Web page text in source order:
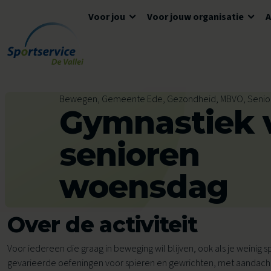
Ga naar de inhoud
Voor jou
Openingstijden
Tickets en reserveren
Tarieven
Ons aanbod voor jou
Voor kinderen
Voor jouw organisatie
Lokaal Sportakkoord
Meedoen
Voor scholen
Avond4Daagse
Algemene voorwaarden
Tarieven
Veelgestelde vragen
Bewegen, Gemeente Ede, Gezondheid, MBVO,
Gymnastiek
senioren
woensdag
Over de activiteit
Voor iedereen die graag in beweging wil blijven, ook als je weinig
gevarieerde oefeningen voor spieren en gewrichten, met